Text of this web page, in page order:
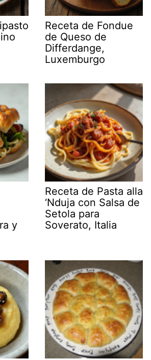
Receta de Fondue
de Queso de
Differdange,
Luxemburgo
y
Receta de Pasta alla
‘Nduja con Salsa de
Setola para
Soverato, Italia